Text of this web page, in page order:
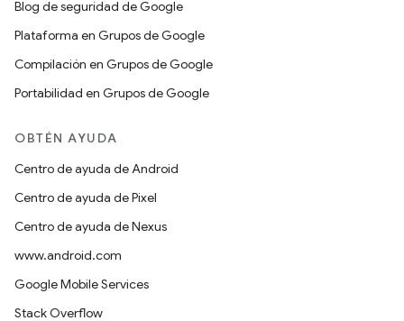
Blog de seguridad de Google
Plataforma en Grupos de Google
Compilación en Grupos de Google
Portabilidad en Grupos de Google
OBTÉN AYUDA
Centro de ayuda de Android
Centro de ayuda de Pixel
Centro de ayuda de Nexus
www.android.com
Google Mobile Services
Stack Overflow